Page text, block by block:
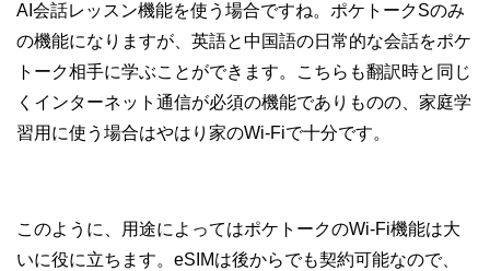
AI会話レッスン機能を使う場合ですね。ポケトークSのみ
の機能になりますが、英語と中国語の日常的な会話をポケ
トーク相手に学ぶことができます。こちらも翻訳時と同じ
くインターネット通信が必須の機能でありものの、家庭学
習用に使う場合はやはり家のWi-Fiで十分です。
このように、用途によってはポケトークのWi-Fi機能は大
いに役に立ちます。eSIMは後からでも契約可能なので、